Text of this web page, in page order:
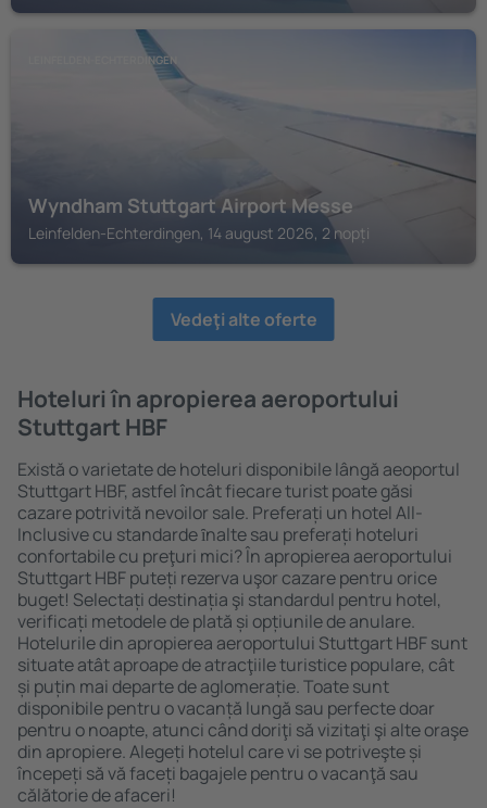
LEINFELDEN-ECHTERDINGEN
Wyndham Stuttgart Airport Messe
Leinfelden-Echterdingen, 14 august 2026, 2 nopți
Vedeţi alte oferte
Hoteluri în apropierea aeroportului
Stuttgart HBF
Există o varietate de hoteluri disponibile lângă aeoportul
Stuttgart HBF, astfel încât fiecare turist poate găsi
cazare potrivită nevoilor sale. Preferați un hotel All-
Inclusive cu standarde ȋnalte sau preferați hoteluri
confortabile cu preţuri mici? În apropierea aeroportului
Stuttgart HBF puteți rezerva uşor cazare pentru orice
buget! Selectați destinația şi standardul pentru hotel,
verificați metodele de plată și opțiunile de anulare.
Hotelurile din apropierea aeroportului Stuttgart HBF sunt
situate atât aproape de atracţiile turistice populare, cât
și puțin mai departe de aglomerație. Toate sunt
disponibile pentru o vacanță lungă sau perfecte doar
pentru o noapte, atunci când doriţi să vizitaţi şi alte oraşe
din apropiere. Alegeți hotelul care vi se potriveşte și
începeți să vă faceți bagajele pentru o vacanţă sau
călătorie de afaceri!